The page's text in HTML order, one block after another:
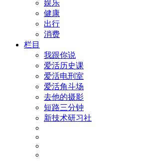
娱乐
健康
出行
消费
栏目
我跟你说
爱活历史课
爱活电刑室
爱活角斗场
去他的摄影
短路三分钟
新技术研习社